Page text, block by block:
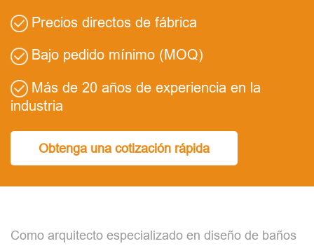
Precios directos de fábrica
Bajo pedido mínimo (MOQ)
Más de 20 años de experiencia en la
industria
Obtenga una cotización rápida
Como arquitecto especializado en diseño de baños